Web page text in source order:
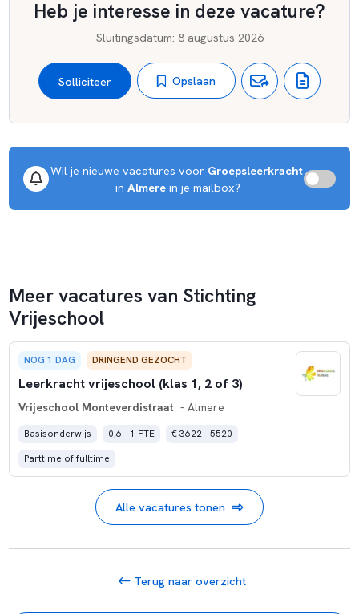
Heb je interesse in deze vacature?
Sluitingsdatum: 8 augustus 2026
Solliciteer Opslaan
Wil je nieuwe vacatures voor Groepsleerkracht
in Almere in je mailbox?
Meer vacatures van Stichting
Vrijeschool
NOG 1 DAG DRINGEND GEZOCHT
Leerkracht vrijeschool (klas 1, 2 of 3)
Vrijeschool Monteverdistraat - Almere
Basisonderwijs 0,6 - 1 FTE
€ 3622 - 5520
Parttime of fulltime
Alle vacatures tonen
Terug naar overzicht